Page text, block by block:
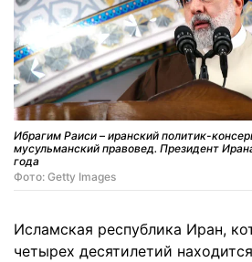
Ибрагим Раиси – иранский политик-
мусульманский правовед. Президент
года
Фото: Getty Images
Исламская республика Иран,
четырех десятилетий